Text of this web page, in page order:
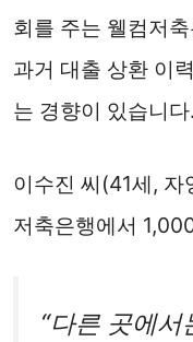
회를 주는 웰컴저
과거 대출 상환 이
는 경향이 있습니다.
이수진 씨(41세, 자
저축은행에서
“다른 곳에